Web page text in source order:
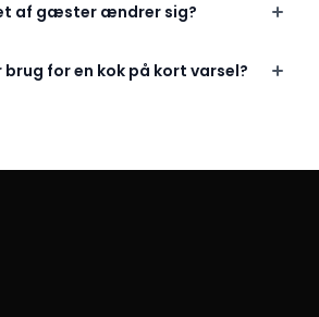
af gæster ændrer sig?
brug for en kok på kort varsel?